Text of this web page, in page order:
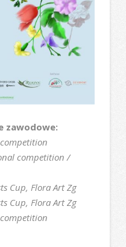
zawodowe:
competition /
Cup, Flora Art Zg
Cup, Flora Art Zg